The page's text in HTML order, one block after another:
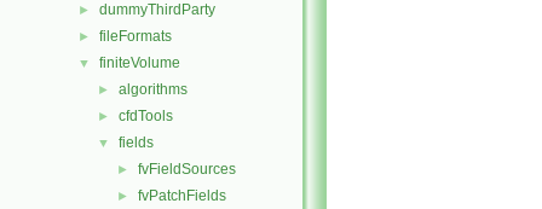
► dummyThirdParty
► fileFormats
▼ finiteVolume
► algorithms
► cfdTools
▼ fields
► fvFieldSources
► fvPatchFields